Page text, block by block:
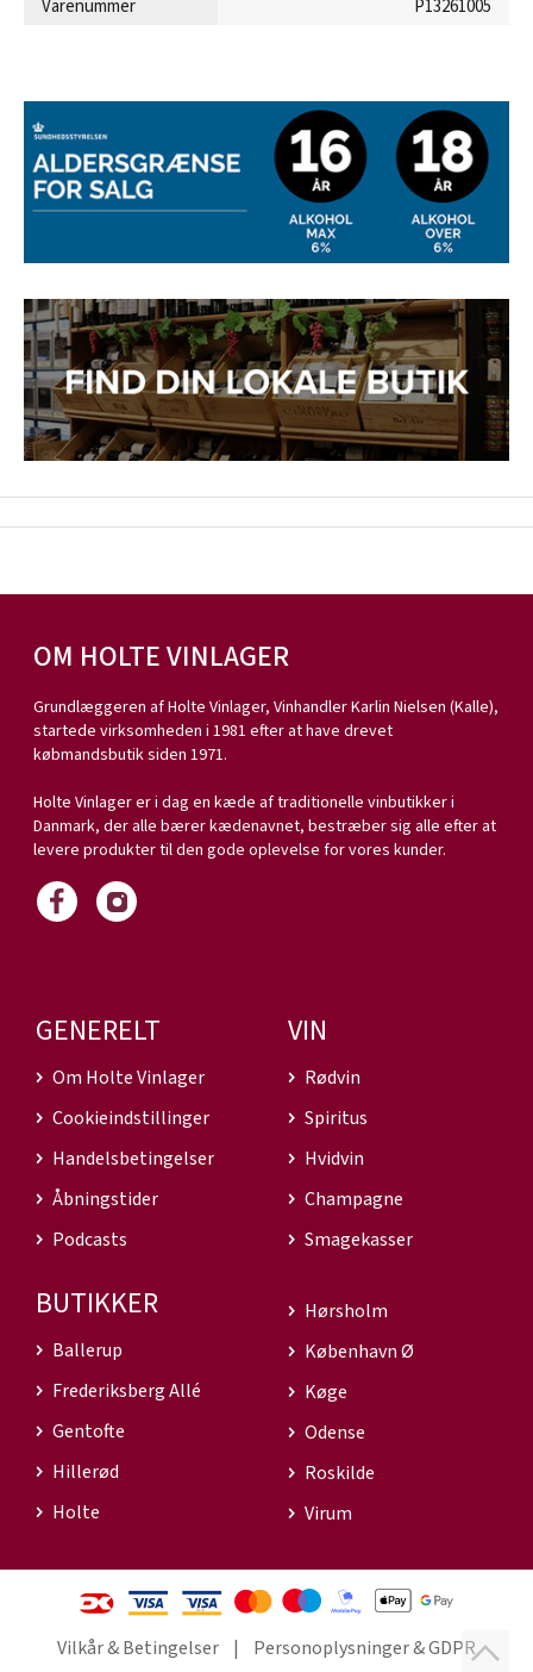
Varenummer
P13261005
OM HOLTE VINLAGER
Grundlæggeren af Holte Vinlager, Vinhandler Karlin Nielsen (Kalle),
startede virksomheden i 1981 efter at have drevet
købmandsbutik siden 1971.
Holte Vinlager er i dag en kæde af traditionelle vinbutikker i
Danmark, der alle bærer kædenavnet, bestræber sig alle efter at
levere produkter til den gode oplevelse for vores kunder.
GENERELT
Om Holte Vinlager
Cookieindstillinger
Handelsbetingelser
Åbningstider
Podcasts
VIN
Rødvin
Spiritus
Hvidvin
Champagne
Smagekasser
BUTIKKER
Ballerup
Frederiksberg Allé
Gentofte
Hillerød
Holte
Hørsholm
København Ø
Køge
Odense
Roskilde
Virum
Vilkår & Betingelser Personoplysninger & GDPR